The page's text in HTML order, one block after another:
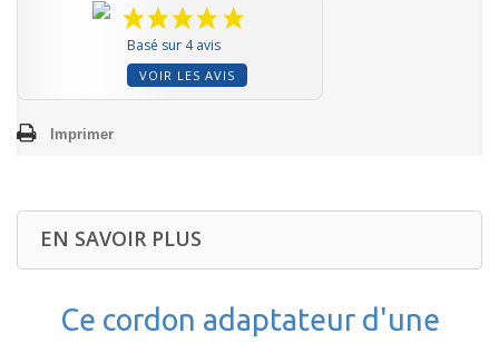
Basé sur 4 avis
VOIR LES AVIS
Imprimer
EN SAVOIR PLUS
Ce cordon adaptateur d'une